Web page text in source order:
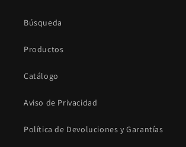
Búsqueda
Productos
Catálogo
Aviso de Privacidad
Política de Devoluciones y Garantías